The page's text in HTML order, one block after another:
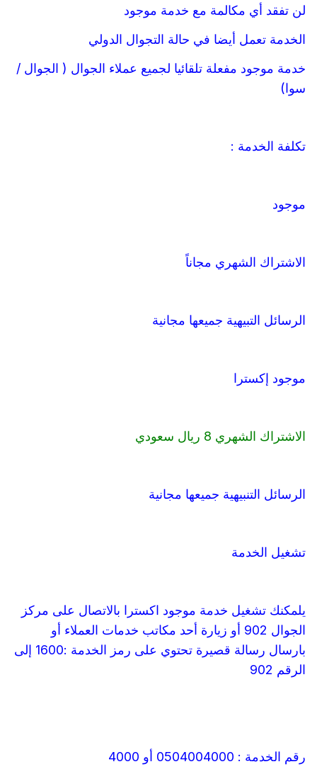
لن تفقد أي مكالمة مع خدمة موجود
الخدمة تعمل أيضا في حالة التجوال الدولي
خدمة موجود مفعلة تلقائيا لجميع عملاء الجوال ( الجوال /
سوا)
تكلفة الخدمة :
موجود
الاشتراك الشهري مجاناً
الرسائل التبيهية جميعها مجانية
موجود إكسترا
الاشتراك الشهري 8 ريال سعودي
الرسائل التنبيهية جميعها مجانية
تشغيل الخدمة
يلمكنك تشغيل خدمة موجود اكسترا بالاتصال على مركز
الجوال 902 أو زيارة أحد مكاتب خدمات العملاء أو
بارسال رسالة قصيرة تحتوي على رمز الخدمة :1600 إلى
الرقم 902
رقم الخدمة : 0504004000 أو 4000